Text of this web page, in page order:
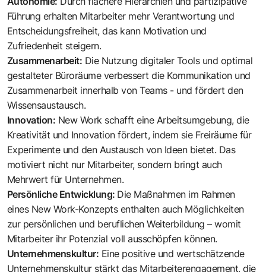
Führung erhalten Mitarbeiter mehr Verantwortung und
Entscheidungsfreiheit, das kann Motivation und
Zufriedenheit steigern.
Zusammenarbeit: Die Nutzung digitaler Tools und optimal
gestalteter Büroräume verbessert die Kommunikation und
Zusammenarbeit innerhalb von Teams - und fördert den
Wissensaustausch.
Innovation: New Work schafft eine Arbeitsumgebung, die
Kreativität und Innovation fördert, indem sie Freiräume für
Experimente und den Austausch von Ideen bietet. Das
motiviert nicht nur Mitarbeiter, sondern bringt auch
Mehrwert für Unternehmen.
Persönliche Entwicklung: Die Maßnahmen im Rahmen
eines New Work-Konzepts enthalten auch Möglichkeiten
zur persönlichen und beruflichen Weiterbildung – womit
Mitarbeiter ihr Potenzial voll ausschöpfen können.
Unternehmenskultur: Eine positive und wertschätzende
Unternehmenskultur stärkt das Mitarbeiterengagement, die